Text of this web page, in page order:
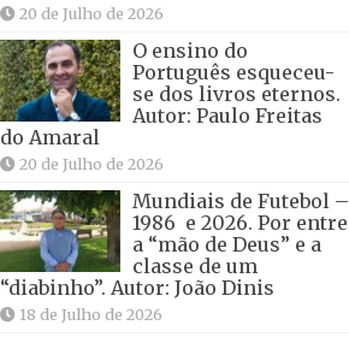
20 de Julho de 2026
O ensino do
Português esqueceu-
se dos livros eternos.
Autor: Paulo Freitas
do Amaral
20 de Julho de 2026
Mundiais de Futebol –
1986 e 2026. Por entre
a “mão de Deus” e a
classe de um
“diabinho”. Autor: João Dinis
18 de Julho de 2026